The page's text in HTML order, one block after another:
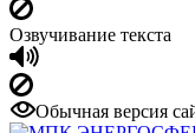
Озвучивание текста
Обычная версия